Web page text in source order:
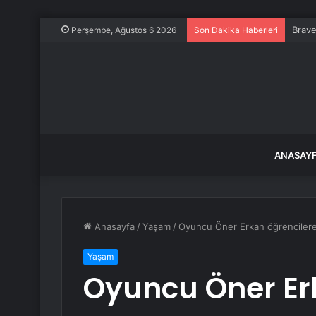
Perşembe, Ağustos 6 2026 Son Dakika Haberleri
Anasayfa /Yaşam / Oyuncu Öner Erkan
Yaşam
Oyuncu Öner